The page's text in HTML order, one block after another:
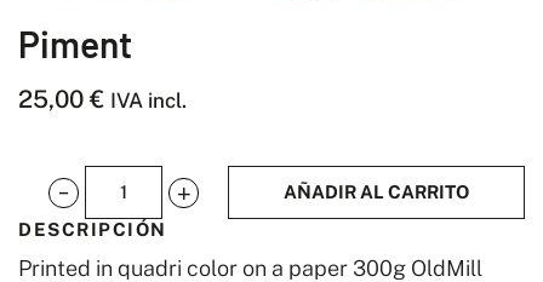
Piment
25,00€ IVA incl.
Piment
cantidad
AÑADIR AL CARRITO
DESCRIPCIÓN
Printed in quadri color on a paper 300g OldMill